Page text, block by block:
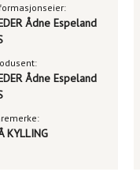
Ådne Espeland
Ådne Espeland
KYLLING